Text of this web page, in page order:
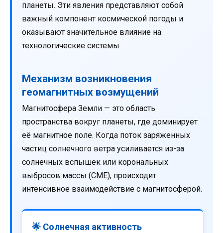
планеты. Эти явления представляют собой
важный компонент космической погоды и
оказывают значительное влияние на
технологические системы.
Механизм возникновения
геомагнитных возмущений
Магнитосфера Земли — это область
пространства вокруг планеты, где доминирует
её магнитное поле. Когда поток заряженных
частиц солнечного ветра усиливается из-за
солнечных вспышек или корональных
выбросов массы (CME), происходит
интенсивное взаимодействие с магнитосферой.
🌟 Солнечная активность